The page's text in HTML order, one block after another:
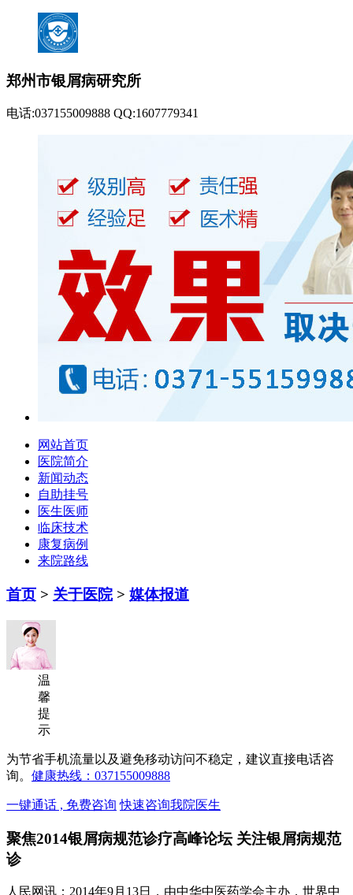
郑州市银屑病研究所
电话:037155009888 QQ:1607779341
网站首页
医院简介
新闻动态
自助挂号
医生医师
临床技术
康复病例
来院路线
首页 > 关于医院> 媒体报道
温
馨
提
示
为节省手机流量以及避免移动访问不稳定，建议直接电话咨
询。 健康热线：037155009888
一键通话 , 免费咨询 快速咨询我院医生
聚焦2014银屑病规范诊疗高峰论坛 关注银屑病规范
诊
人民网讯：2014年9月13日，由中华中医药学会主办，世界中